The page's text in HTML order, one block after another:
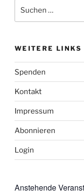
nach:
WEITERE LINKS
Spenden
Kontakt
Impressum
Abonnieren
Login
Anstehende